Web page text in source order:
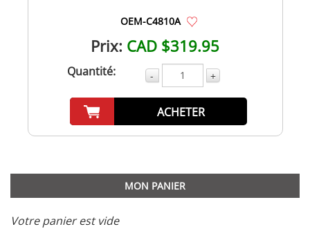
OEM-C4810A
Prix: CAD $319.95
Quantité: - +
ACHETER
MON PANIER
Votre panier est vide